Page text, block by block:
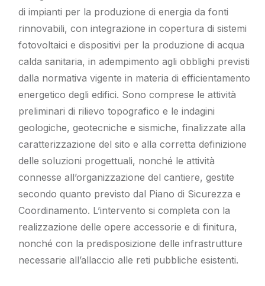
di impianti per la produzione di energia da fonti
rinnovabili, con integrazione in copertura di sistemi
fotovoltaici e dispositivi per la produzione di acqua
calda sanitaria, in adempimento agli obblighi previsti
dalla normativa vigente in materia di efficientamento
energetico degli edifici. Sono comprese le attività
preliminari di rilievo topografico e le indagini
geologiche, geotecniche e sismiche, finalizzate alla
caratterizzazione del sito e alla corretta definizione
delle soluzioni progettuali, nonché le attività
connesse all’organizzazione del cantiere, gestite
secondo quanto previsto dal Piano di Sicurezza e
Coordinamento. L’intervento si completa con la
realizzazione delle opere accessorie e di finitura,
nonché con la predisposizione delle infrastrutture
necessarie all’allaccio alle reti pubbliche esistenti.